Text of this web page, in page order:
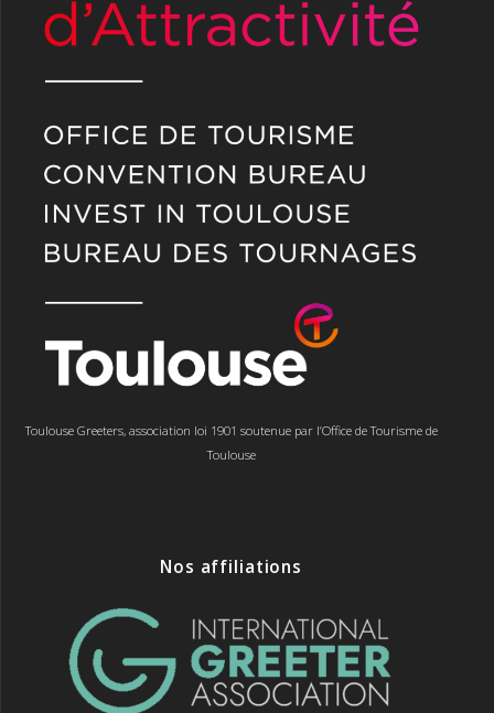
Toulouse Greeters, association loi 1901 soutenue par l’Office de Tourisme de
Toulouse
Nos affiliations